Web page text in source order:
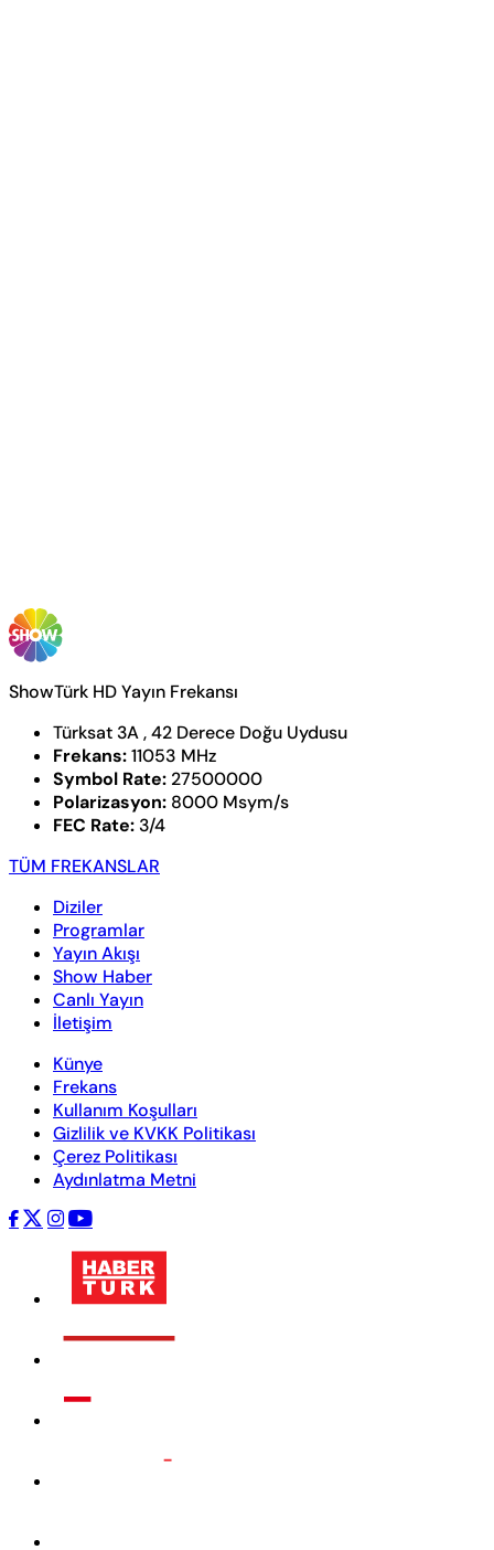
ShowTürk HD Yayın Frekansı
Türksat 3A , 42 Derece Doğu Uydusu
Frekans:11053 MHz
Symbol Rate: 27500000
Polarizasyon: 8000 Msym/s
FEC Rate: 3/4
TÜM FREKANSLAR
Diziler
Programlar
Yayın Akışı
Show Haber
Canlı Yayın
İletişim
Künye
Frekans
Kullanım Koşulları
Gizlilik ve KVKK Politikası
Çerez Politikası
Aydınlatma Metni